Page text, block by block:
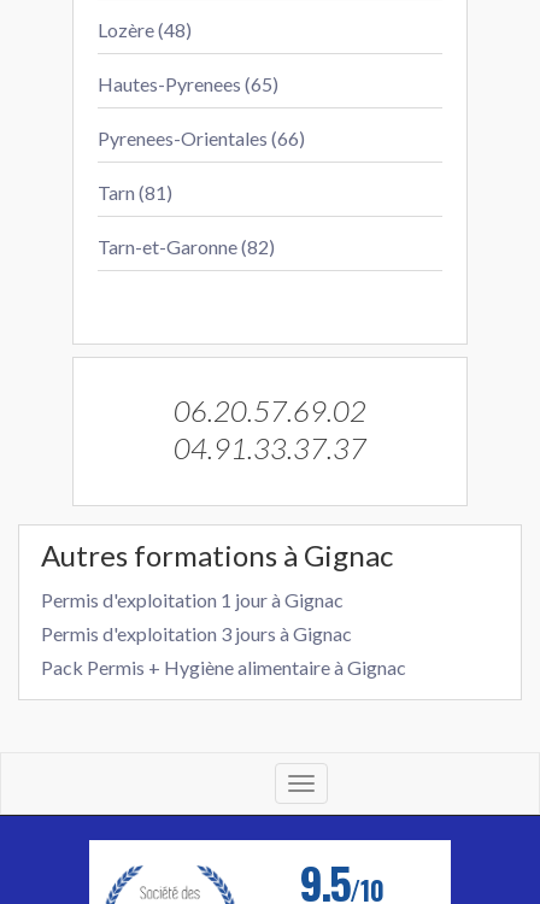
Lozère (48)
Hautes-Pyrenees (65)
Pyrenees-Orientales (66)
Tarn (81)
Tarn-et-Garonne (82)
06.20.57.69.02
04.91.33.37.37
Autres formations à Gignac
Permis d'exploitation 1 jour à Gignac
Permis d'exploitation 3 jours à Gignac
Pack Permis + Hygiène alimentaire à Gignac
Toggle
navigation